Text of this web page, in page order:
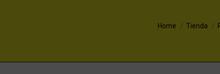
You are here:
Home Tienda